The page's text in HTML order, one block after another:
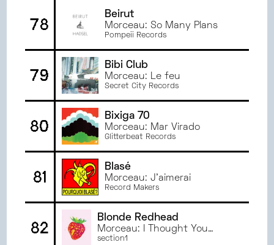
78
Beirut
Morceau: So Many Plans
Pompeii Records
79
Bibi Club
Morceau: Le feu
Secret City Records
80
Bixiga 70
Morceau: Mar Virado
Glitterbeat Records
81
Blasé
Morceau: J'aimerai
Record Makers
82
Blonde Redhead
Morceau: I Thought You
Should Know
section1